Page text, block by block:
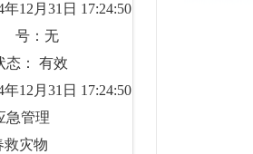
12月31日 17:24:50
：无
态： 有效
12月31日 17:24:50
管理
救灾物